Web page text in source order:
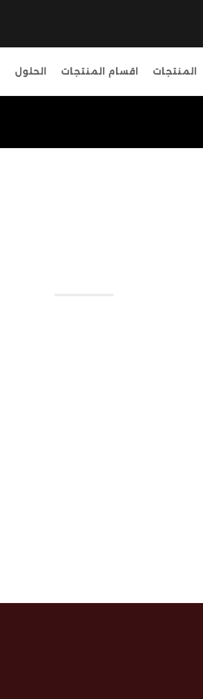
المنتجات اقسام المنتجات الحلول